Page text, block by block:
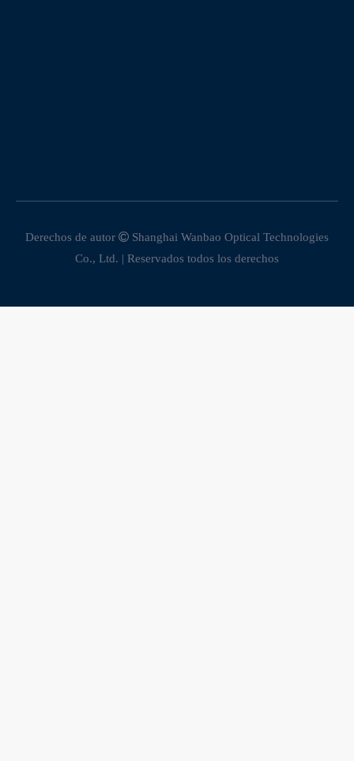
Derechos de autor  Shanghai Wanbao Optical Technologies
Co., Ltd. | Reservados todos los derechos